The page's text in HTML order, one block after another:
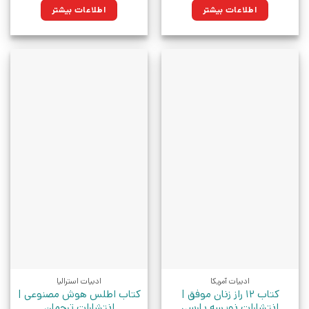
اطلاعات بیشتر اطلاعات بیشتر
ادبیات آمریکا
کتاب 12 راز زنان موفق |
ادبیات استرالیا
کتاب اطلس هوش مصنوعی |